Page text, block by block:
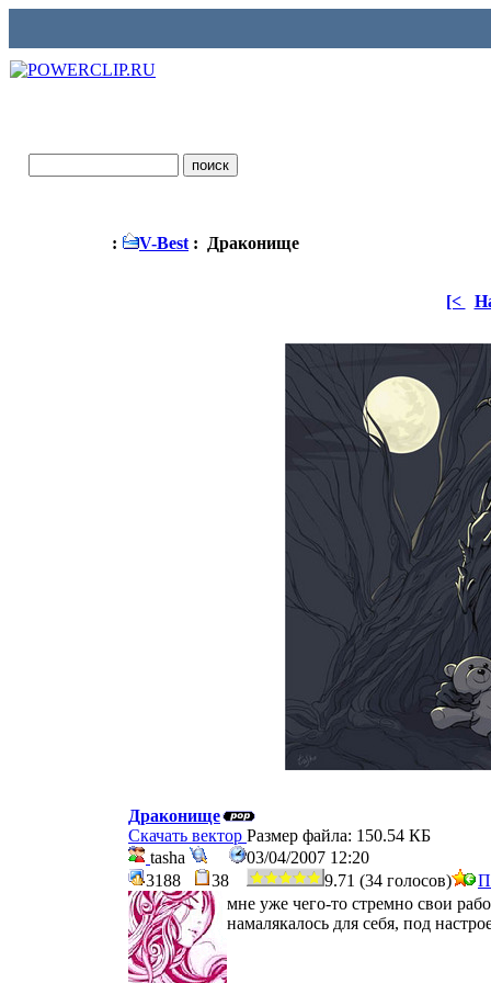
: V-Best : Драконище
[<
Драконище
Скачать вектор Размер файла: 150.54 КБ
tasha
03/04/2007 12:20
3188
38 9.71 (34 голосов)
мне уже чего-то стремно свои
намалякалось для себя, под